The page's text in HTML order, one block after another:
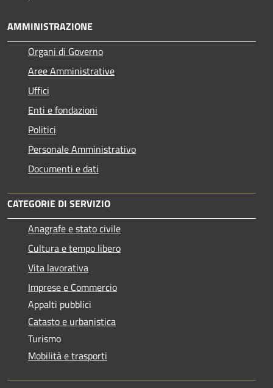
AMMINISTRAZIONE
Organi di Governo
Aree Amministrative
Uffici
Enti e fondazioni
Politici
Personale Amministrativo
Documenti e dati
CATEGORIE DI SERVIZIO
Anagrafe e stato civile
Cultura e tempo libero
Vita lavorativa
Imprese e Commercio
Appalti pubblici
Catasto e urbanistica
Turismo
Mobilità e trasporti